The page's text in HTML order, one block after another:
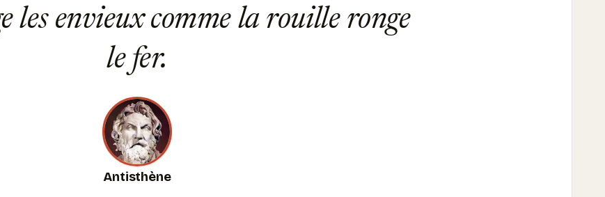
les envieux comme la rouille ronge
le fer.
Antisthène